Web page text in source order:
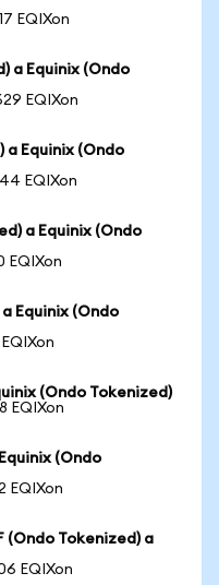
EQIXon
a Equinix (Ondo
EQIXon
a Equinix (Ondo
EQIXon
a Equinix (Ondo
EQIXon
Equinix (Ondo
(Ondo Tokenized)
EQIXon
(Ondo
EQIXon
(Ondo Tokenized) a
EQIXon